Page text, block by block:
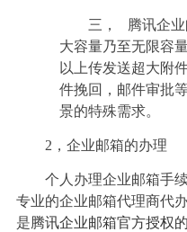
三，
腾讯企
大容量乃至无限容
以上传发送超大附
件挽回，邮件审批
景的特殊需求。
2，企业邮箱的办理
个人办理企业邮箱手
专业的企业邮箱代理商代
是腾讯企业邮箱官方授权